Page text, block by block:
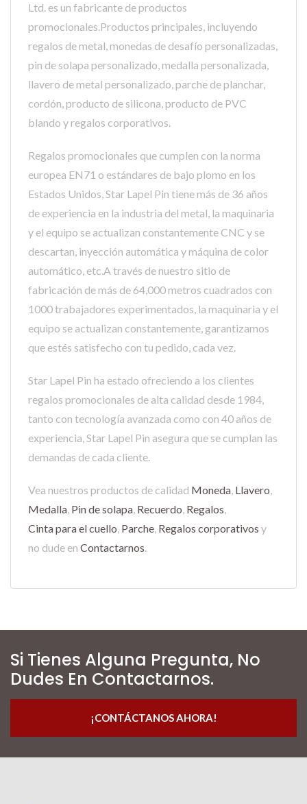
Ltd. es un fabricante de productos
promocionales.Productos principales, incluyendo
regalos de metal, monedas de desafío personalizadas,
pin de solapa personalizado, medalla personalizada,
llavero de metal personalizado, parche de planchar,
cordón, producto de silicona, producto de PVC
blando y regalos corporativos.
Regalos promocionales que cumplen con la norma
europea EN71 o estándares de bajo plomo en los
Estados Unidos, Star Lapel Pin tiene más de 36 años
de experiencia en la industria del metal, la maquinaria
y el equipo se actualizan constantemente CNC y se
descartan, inyección automática y máquina de color
automático, etc.A través de nuestro sitio de
fabricación de más de 64,000 metros cuadrados con
1000 trabajadores experimentados, la maquinaria y el
equipo se actualizan constantemente, garantizamos
que estés satisfecho con tu pedido, cada vez.
Star Lapel Pin ha estado ofreciendo a los clientes
regalos promocionales de alta calidad desde 1984,
tanto con tecnología avanzada como con 40 años de
experiencia, Star Lapel Pin asegura que se cumplan las
demandas de cada cliente.
Vea nuestros productos de calidad Moneda, Llavero,
Medalla, Pin de solapa, Recuerdo, Regalos,
Cinta para el cuello, Parche, Regalos corporativos y
no dude en Contactarnos.
Si Tienes Alguna Pregunta, No
Dudes En Contactarnos.
¡CONTÁCTANOS AHORA!